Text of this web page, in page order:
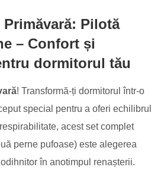
Pilotă
– Confort și
dormitorul tău
! Transformă-ți dormitorul într-o
special pentru a oferi echilibrul
acest set complet
perne pufoase) este alegerea
în anotimpul renașterii.